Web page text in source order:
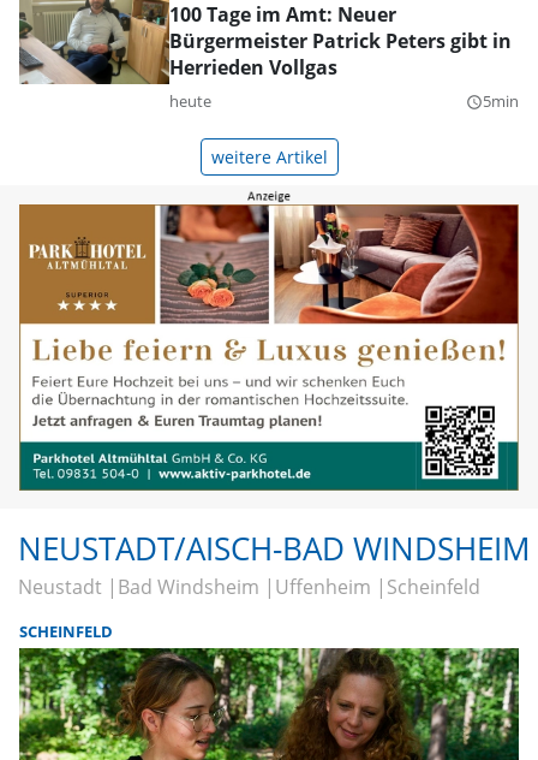
100 Tage im Amt: Neuer
Bürgermeister Patrick Peters gibt in
Herrieden Vollgas
heute query_builder5min
weitere Artikel
NEUSTADT/AISCH-BAD WINDSHEIM
Neustadt Bad Windsheim Uffenheim Scheinfeld
SCHEINFELD